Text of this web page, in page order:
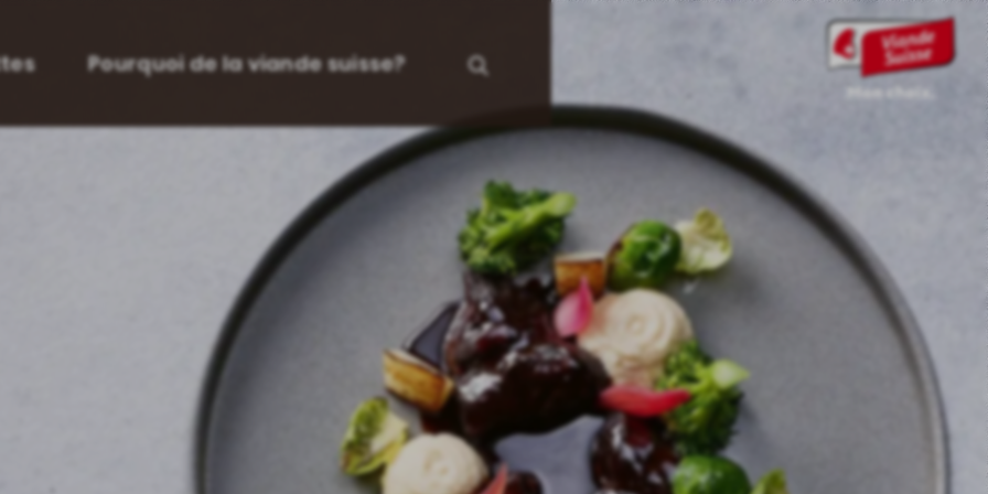
Pourquoi de la viande suisse?